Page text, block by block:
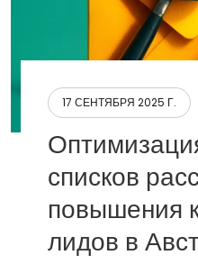
17 СЕНТЯБРЯ 2025 Г.
списков
повышения
лидов в